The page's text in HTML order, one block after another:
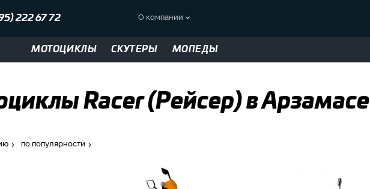
222 67 72 О компании
МОТОЦИКЛЫ СКУТЕРЫ МОПЕДЫ
Racer (Рейсер) в Арзамасе
по популярности